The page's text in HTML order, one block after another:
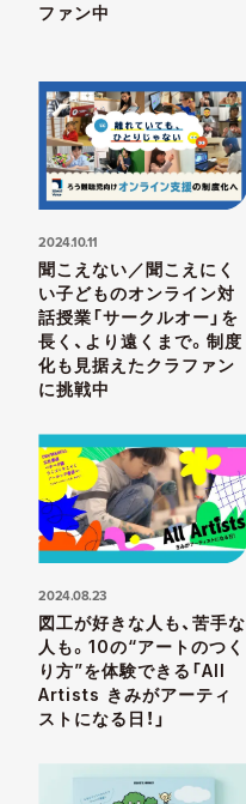
ファン中
2024.10.11
聞こえない／聞こえにく
い子どものオンライン対
話授業「サークルオー」を
長く、より遠くまで。制度
化も見据えたクラファン
に挑戦中
2024.08.23
図工が好きな人も、苦手な
人も。10の“アートのつく
り方”を体験できる「All
Artists きみがアーティ
ストになる日！」